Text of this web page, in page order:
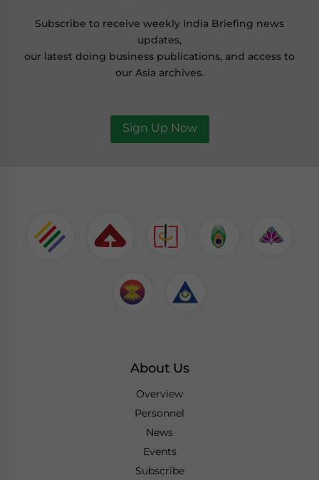
Subscribe to receive weekly India Briefing news
updates,
our latest doing business publications, and access to
our Asia archives.
Sign Up Now
About Us
Overview
Personnel
News
Events
Subscribe